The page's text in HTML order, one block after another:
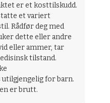
er et kosttilskudd.
et variert
Rådfør deg med
dette eller andre
eller ammer, tar
tilstand.
utilgjengelig for barn.
er brutt.